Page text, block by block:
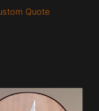
Quote